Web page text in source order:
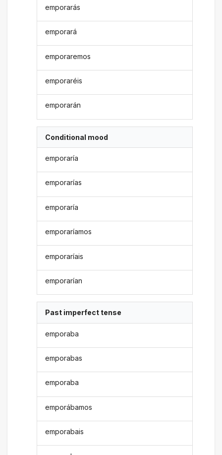
emporarás
emporará
emporaremos
emporaréis
emporarán
Conditional mood
emporaría
emporarías
emporaría
emporaríamos
emporaríais
emporarían
Past imperfect tense
emporaba
emporabas
emporaba
emporábamos
emporabais